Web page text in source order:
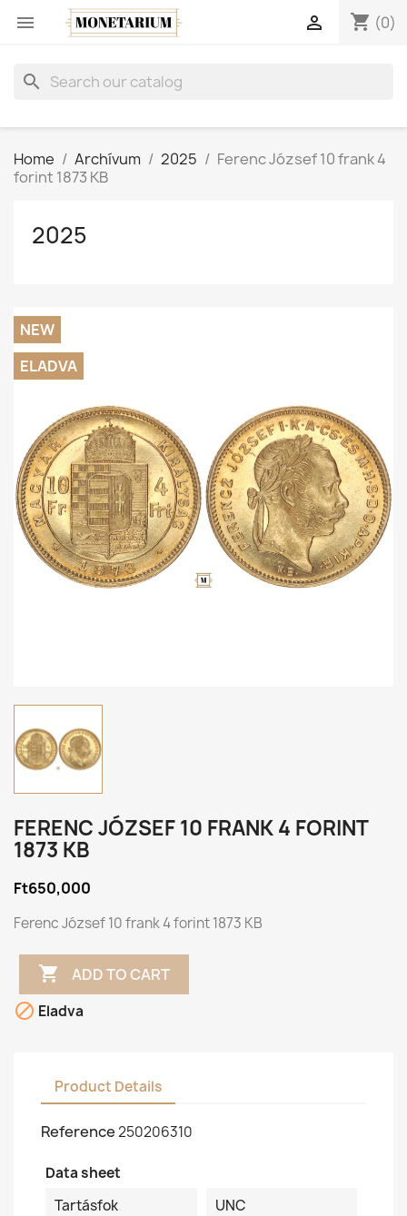
 shopping_cart (0)

search
Home Archívum 2025
Ferenc József 10 frank 4
forint 1873 KB
2025
NEW
ELADVA
FERENC JÓZSEF 10 FRANK 4 FORINT
1873 KB
Ft650,000
Ferenc József 10 frank 4 forint 1873 KB
 ADD TO CART
 Eladva
Product Details
Reference250206310
Data sheet
Tartásfok
UNC